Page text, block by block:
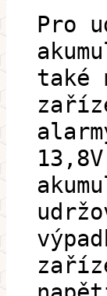
Pro
také